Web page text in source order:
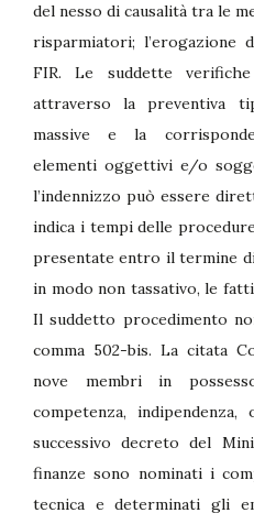
del nesso di causalità tra le
risparmiatori; l’erogazione
FIR. Le suddette
attraverso la preventiva
massive e la
elementi oggettivi e/o
l’indennizzo può essere
indica i tempi delle
presentate entro il termine
in modo non tassativo, le
Il suddetto procedimento
comma 502-bis. La citata
nove membri in
competenza,
successivo decreto del
finanze sono nominati i
tecnica e determinati gli